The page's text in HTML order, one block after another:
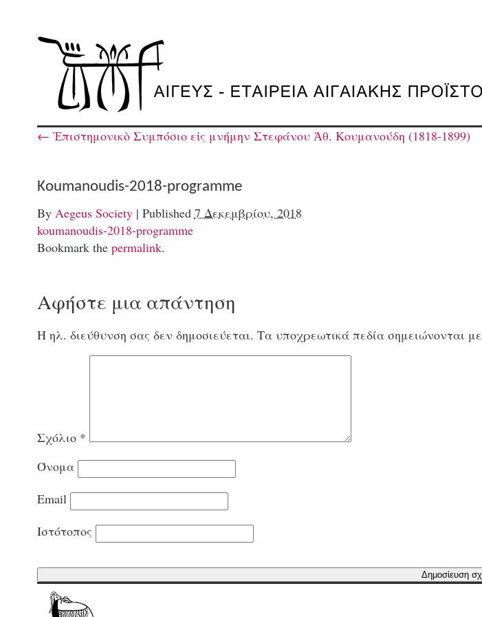
← Ἐπιστημονικὸ Συμπόσιο εἰς μνήμην Στεφάνου Ἀθ. Κουμανούδη (1818-1899)
Koumanoudis-2018-programme
By Aegeus Society | Published 7 Δεκεμβρίου, 2018
koumanoudis-2018-programme
Bookmark the permalink.
Αφήστε μια απάντηση
Η ηλ. διεύθυνση σας δεν δημοσιεύεται. Τα υποχρεωτικά πεδία σημειώνονται με
Σχόλιο *
Όνομα
Email
Ιστότοπος